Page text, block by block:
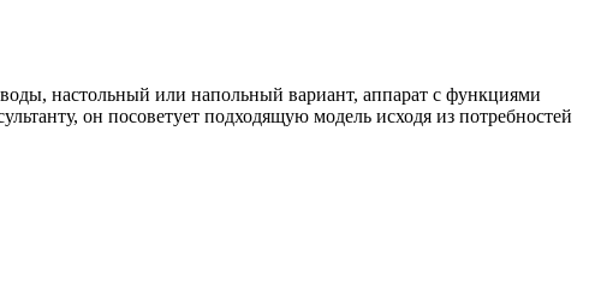
настольный или напольный вариант, аппарат с функциями
он посоветует подходящую модель исходя из потребностей